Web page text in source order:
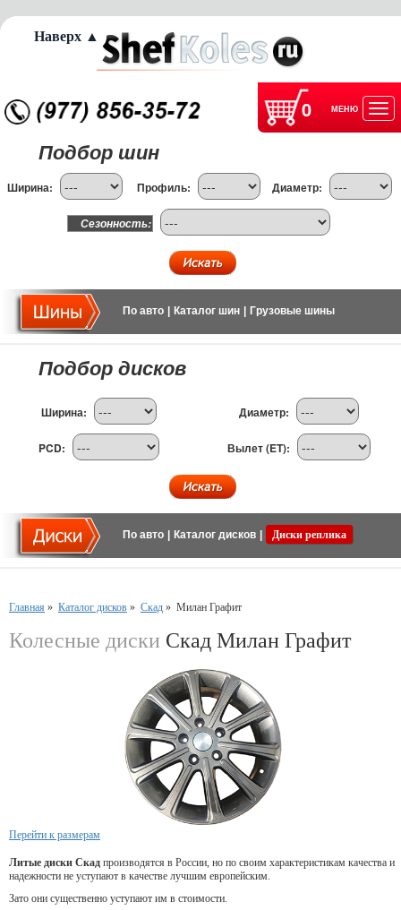
0 МЕНЮ
Подбор шин
Ширина: Профиль: Диаметр:
Сезонность:
По авто Каталог шин Грузовые шины
Подбор дисков
Ширина: Диаметр:
PCD: Вылет (ET):
По авто Каталог дисков Диски реплика
Главная » Каталог дисков » Скад » Милан Графит
Колесные диски Скад Милан Графит
Перейти к размерам
Литые диски Скад производятся в России, но по своим характеристикам качества и
надежности не уступают в качестве лучшим европейским.
Зато они существенно уступают им в стоимости.
Наверх ▲